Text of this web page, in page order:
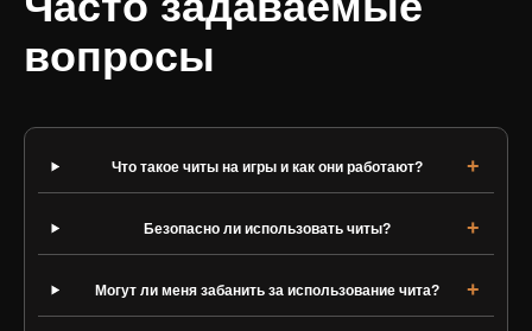
вопросы
Что такое читы на игры и как они работают?
Безопасно ли использовать читы?
Могут ли меня забанить за использование чита?